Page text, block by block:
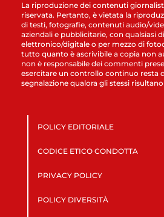
La riproduzione dei contenuti
riservata. Pertanto, è vietata la
di testi, fotografie, contenuti audio/
aziendali e pubblicitarie, con qualsiasi
elettronico/digitale o per mezzo di
tutto quanto è ascrivibile a copia non
non è responsabile dei commenti
esercitare un controllo continuo resta
segnalazione qualora gli stessi
POLICY EDITORIALE
CODICE ETICO CONDOTTA
PRIVACY POLICY
POLICY DIVERSITÀ